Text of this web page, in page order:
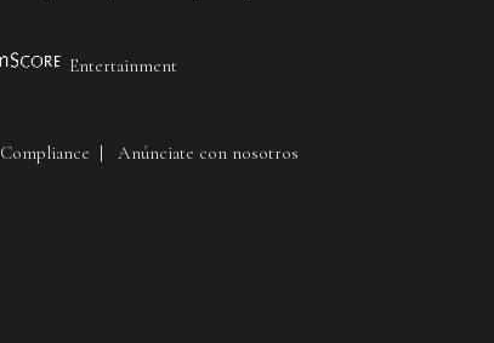
Entertainment
Compliance | Anúnciate con nosotros